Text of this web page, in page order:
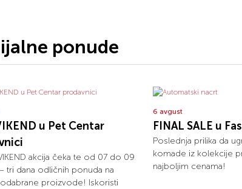
ponude
u Pet Centar
akcija čeka te od 07 do 09
tri dana odličnih ponuda na
proizvode! Iskoristi
6 avgust
FINAL SALE u
Poslednja prilika da
komade iz kolekcije
najboljim cenama!